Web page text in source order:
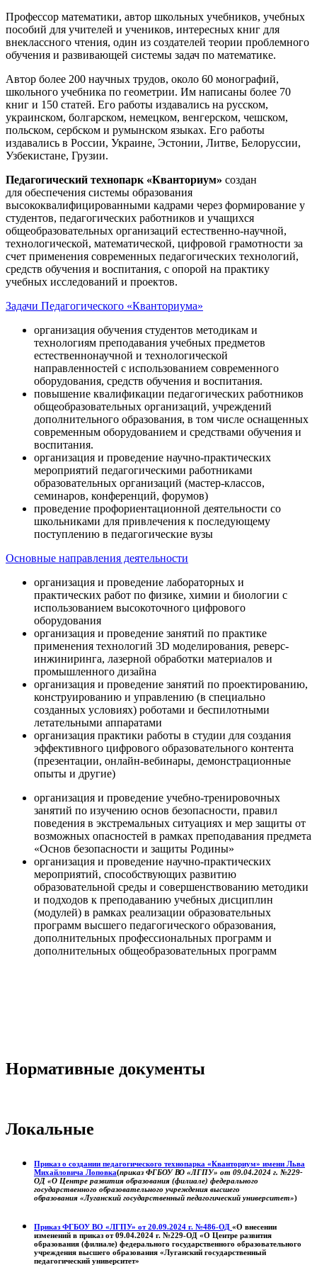
Профессор математики, автор школьных учебников, учебных
пособий для учителей и учеников, интересных книг для
внеклассного чтения, один из создателей теории проблемного
обучения и развивающей системы задач по математике.
Автор более 200 научных трудов, около 60 монографий,
школьного учебника по геометрии. Им написаны более 70
книг и 150 статей. Его работы издавались на русском,
украинском, болгарском, немецком, венгерском, чешском,
польском, сербском и румынском языках. Его работы
издавались в России, Украине, Эстонии, Литве, Белоруссии,
Узбекистане, Грузии.
Педагогический технопарк «Кванториум» создан
для обеспечения системы образования
высококвалифицированными кадрами через формирование у
студентов, педагогических работников и учащихся
общеобразовательных организаций естественно-научной,
технологической, математической, цифровой грамотности за
счет применения современных педагогических технологий,
средств обучения и воспитания, с опорой на практику
учебных исследований и проектов.
Задачи Педагогического «Кванториума»
организация обучения студентов методикам и
технологиям преподавания учебных предметов
естественнонаучной и технологической
направленностей с использованием современного
оборудования, средств обучения и воспитания.
повышение квалификации педагогических работников
общеобразовательных организаций, учреждений
дополнительного образования, в том числе оснащенных
современным оборудованием и средствами обучения и
воспитания.
организация и проведение научно-практических
мероприятий педагогическими работниками
образовательных организаций (мастер-классов,
семинаров, конференций, форумов)
проведение профориентационной деятельности со
школьниками для привлечения к последующему
поступлению в педагогические вузы
Основные направления деятельности
организация и проведение лабораторных и
практических работ по физике, химии и биологии с
использованием высокоточного цифрового
оборудования
организация и проведение занятий по практике
применения технологий 3D моделирования, реверс-
инжиниринга, лазерной обработки материалов и
промышленного дизайна
организация и проведение занятий по проектированию,
конструированию и управлению (в специально
созданных условиях) роботами и беспилотными
летательными аппаратами
организация практики работы в студии для создания
эффективного цифрового образовательного контента
(презентации, онлайн-вебинары, демонстрационные
опыты и другие)
организация и проведение учебно-тренировочных
занятий по изучению основ безопасности, правил
поведения в экстремальных ситуациях и мер защиты от
возможных опасностей в рамках преподавания предмета
«Основ безопасности и защиты Родины»
организация и проведение научно-практических
мероприятий, способствующих развитию
образовательной среды и совершенствованию методики
и подходов к преподаванию учебных дисциплин
(модулей) в рамках реализации образовательных
программ высшего педагогического образования,
дополнительных профессиональных программ и
дополнительных общеобразовательных программ
Нормативные документы
Локальные
Приказ о создании педагогического технопарка «Кванториум» имени Льва
Михайловича Лоповка(приказ ФГБОУ ВО «ЛГПУ» от 09.04.2024 г. №229-
ОД «О Центре развития образования (филиале) федерального
государственного образовательного учреждения высшего
образования «Луганский государственный педагогический университет»)
Приказ ФГБОУ ВО «ЛГПУ» от 20.09.2024 г. №486-ОД «О внесении
изменений в приказ от 09.04.2024 г. №229-ОД «О Центре развития
образования (филиале) федерального государственного образовательного
учреждения высшего образования «Луганский государственный
педагогический университет»